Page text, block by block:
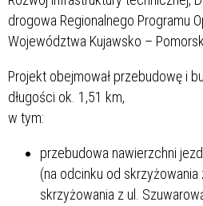
drogowa Regionalnego Programu
Województwa Kujawsko –
Projekt obejmował przebudowę i
długości ok. 1,51 km,
w tym:
przebudowa nawierzchni
(na odcinku od
skrzyżowania z ul.